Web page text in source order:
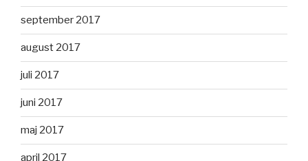
september 2017
august 2017
juli 2017
juni 2017
maj 2017
april 2017